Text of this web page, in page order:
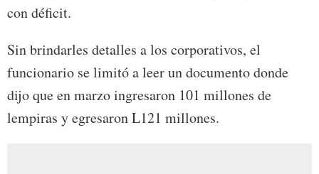
con déficit.
Sin brindarles detalles a los corporativos, el
funcionario se limitó a leer un documento donde
dijo que en marzo ingresaron 101 millones de
lempiras y egresaron L121 millones.